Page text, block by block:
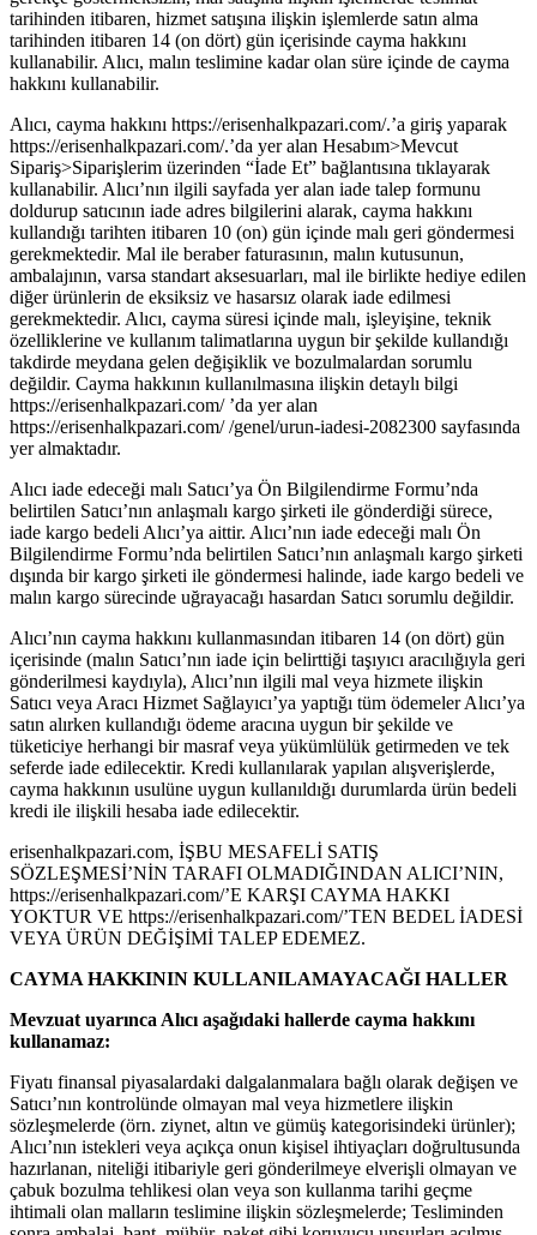
tarihinden itibaren, hizmet satışına ilişkin işlemlerde satın alma
tarihinden itibaren 14 (on dört) gün içerisinde cayma hakkını
kullanabilir. Alıcı, malın teslimine kadar olan süre içinde de cayma
hakkını kullanabilir.
Alıcı, cayma hakkını https://erisenhalkpazari.com/.’a giriş yaparak
https://erisenhalkpazari.com/.’da yer alan Hesabım>Mevcut
Sipariş>Siparişlerim üzerinden “İade Et” bağlantısına tıklayarak
kullanabilir. Alıcı’nın ilgili sayfada yer alan iade talep formunu
doldurup satıcının iade adres bilgilerini alarak, cayma hakkını
kullandığı tarihten itibaren 10 (on) gün içinde malı geri göndermesi
gerekmektedir. Mal ile beraber faturasının, malın kutusunun,
ambalajının, varsa standart aksesuarları, mal ile birlikte hediye edilen
diğer ürünlerin de eksiksiz ve hasarsız olarak iade edilmesi
gerekmektedir. Alıcı, cayma süresi içinde malı, işleyişine, teknik
özelliklerine ve kullanım talimatlarına uygun bir şekilde kullandığı
takdirde meydana gelen değişiklik ve bozulmalardan sorumlu
değildir. Cayma hakkının kullanılmasına ilişkin detaylı bilgi
https://erisenhalkpazari.com/ ’da yer alan
https://erisenhalkpazari.com/ /genel/urun-iadesi-2082300 sayfasında
yer almaktadır.
Alıcı iade edeceği malı Satıcı’ya Ön Bilgilendirme Formu’nda
belirtilen Satıcı’nın anlaşmalı kargo şirketi ile gönderdiği sürece,
iade kargo bedeli Alıcı’ya aittir. Alıcı’nın iade edeceği malı Ön
Bilgilendirme Formu’nda belirtilen Satıcı’nın anlaşmalı kargo şirketi
dışında bir kargo şirketi ile göndermesi halinde, iade kargo bedeli ve
malın kargo sürecinde uğrayacağı hasardan Satıcı sorumlu değildir.
Alıcı’nın cayma hakkını kullanmasından itibaren 14 (on dört) gün
içerisinde (malın Satıcı’nın iade için belirttiği taşıyıcı aracılığıyla geri
gönderilmesi kaydıyla), Alıcı’nın ilgili mal veya hizmete ilişkin
Satıcı veya Aracı Hizmet Sağlayıcı’ya yaptığı tüm ödemeler Alıcı’ya
satın alırken kullandığı ödeme aracına uygun bir şekilde ve
tüketiciye herhangi bir masraf veya yükümlülük getirmeden ve tek
seferde iade edilecektir. Kredi kullanılarak yapılan alışverişlerde,
cayma hakkının usulüne uygun kullanıldığı durumlarda ürün bedeli
kredi ile ilişkili hesaba iade edilecektir.
erisenhalkpazari.com, İŞBU MESAFELİ SATIŞ
SÖZLEŞMESİ’NİN TARAFI OLMADIĞINDAN ALICI’NIN,
https://erisenhalkpazari.com/’E KARŞI CAYMA HAKKI
YOKTUR VE https://erisenhalkpazari.com/’TEN BEDEL İADESİ
VEYA ÜRÜN DEĞİŞİMİ TALEP EDEMEZ.
CAYMA HAKKININ KULLANILAMAYACAĞI HALLER
Mevzuat uyarınca Alıcı aşağıdaki hallerde cayma hakkını
kullanamaz:
Fiyatı finansal piyasalardaki dalgalanmalara bağlı olarak değişen ve
Satıcı’nın kontrolünde olmayan mal veya hizmetlere ilişkin
sözleşmelerde (örn. ziynet, altın ve gümüş kategorisindeki ürünler);
Alıcı’nın istekleri veya açıkça onun kişisel ihtiyaçları doğrultusunda
hazırlanan, niteliği itibariyle geri gönderilmeye elverişli olmayan ve
çabuk bozulma tehlikesi olan veya son kullanma tarihi geçme
ihtimali olan malların teslimine ilişkin sözleşmelerde; Tesliminden